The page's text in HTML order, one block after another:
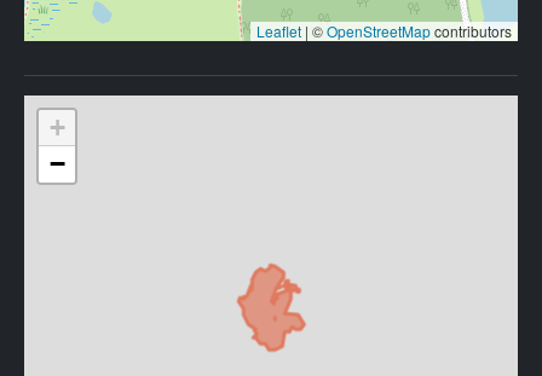
Leaflet | ©OpenStreetMapcontributors
+
−